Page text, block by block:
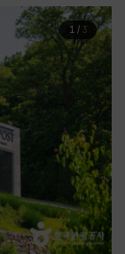
1/ 3